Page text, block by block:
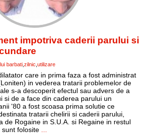
impotriva caderii parului si
barbati zilnic utilizare
care in prima faza a fost administrat
in vederea tratarii problemelor de
s-a descoperit efectul sau advers de a
si de a face din caderea parului un
'80 a fost scoasa prima solutie ce
tratarii chelirii si caderii parului,
de Rogaine in S.U.A. si Regaine in restul
folosite